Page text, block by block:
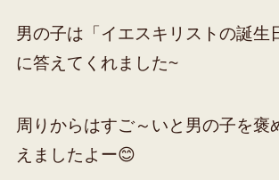
男の子は「イエスキリストの誕生
に答えてくれました~
周りからはすご～いと男の子を褒
えましたよー😊